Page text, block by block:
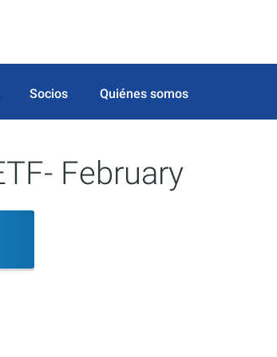
Socios Quiénes somos
February